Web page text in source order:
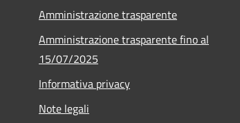
Amministrazione trasparente
Amministrazione trasparente fino al
15/07/2025
Informativa privacy
Note legali